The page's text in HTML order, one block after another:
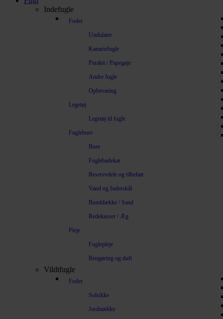
Indefugle
Foder
Undulater
Kanariefugle
Parakit / Papegøje
Andre fugle
Opbevaring
Legetøj
Legetøj til fugle
Fuglebure
Bure
Fuglebadekar
Reservedele og tilbehør
Vand og foderskål
Bunddække / Sand
Redekasser / Æg
Pleje
Fuglepleje
Rengøring og duft
Vildtfugle
Foder
Solsikke
Jordnødder